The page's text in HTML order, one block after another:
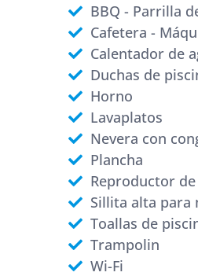
BBQ - Parrilla
Cafetera -
Calentador de
Duchas de
Horno
Lavaplatos
Nevera con
Plancha
Reproductor de
Sillita alta para
Toallas de
Trampolin
Wi-Fi